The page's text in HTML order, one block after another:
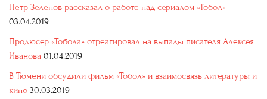
Петр Зеленов рассказал о работе над сериалом «Тобол»
03.04.2019
Продюсер «Тобола» отреагировал на выпады писателя Алексея
Иванова 01.04.2019
В Тюмени обсудили фильм «Тобол» и взаимосвязь литературы и
кино 30.03.2019